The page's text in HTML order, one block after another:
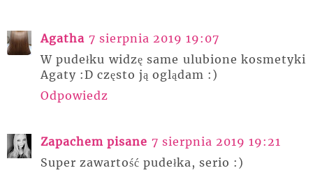
Agatha 7 sierpnia 2019 19:07
W pudełku widzę same ulubione kosmetyki
Agaty :D często ją oglądam :)
Odpowiedz
Zapachem pisane 7 sierpnia 2019 19:21
Super zawartość pudełka, serio :)